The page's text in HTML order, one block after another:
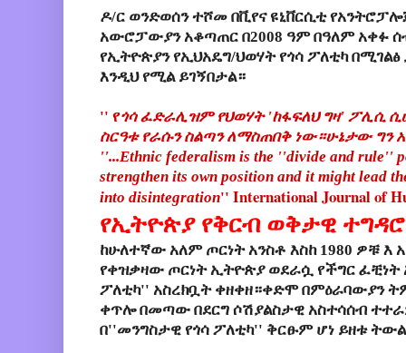
ዶ/ር ወንድወሰን ተሾመ በቪየና ዩኒቨርሲቲ
አውሮፓውያን አቆጣጠር በ2008 ዓም በዓለም አቀፉ
የኢትዮጵያን የኢህአዴግ/ህወሃት የጎሳ ፖለቲካ በሚገልፅ
እንዲህ የሚል ይገኝበታል።
'' የጎሳ ፈድራሊዝም የህወሃት 'ከፋፍለህ ግዛ' ፖሊሲ
ስርዓቱ የራሱን ስልጣን ለማስጠበቅ ነው።ሁኔታው ግን
''...Ethnic federalism is the ''divide and rule''
strengthen its own position and it might lead
into disintegration'' International Journal of
የኢትዮጵያ የቅርብ ወቅታዊ
ከሁለተኛው አለም ጦርነት አንስቶ እስከ1980 ዎቹ እ አ
የቀዝቃዛው ጦርነት ኢትዮጵያ ወደራሷ የችግር ፈቺነት
ፖለቲካ'' አስረክቧት ቀዘቀዘ።ቀድሞ በምዕራባውያን
ቀጥሎ በመጣው በደርግ ሶሽያልስታዊ አስተሳሰብ
በ''መንግስታዊ የጎሳ ፖለቲካ'' ቅርፁም ሆነ ይዘቱ